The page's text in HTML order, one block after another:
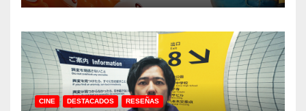
CINE DESTACADOS RESEÑAS